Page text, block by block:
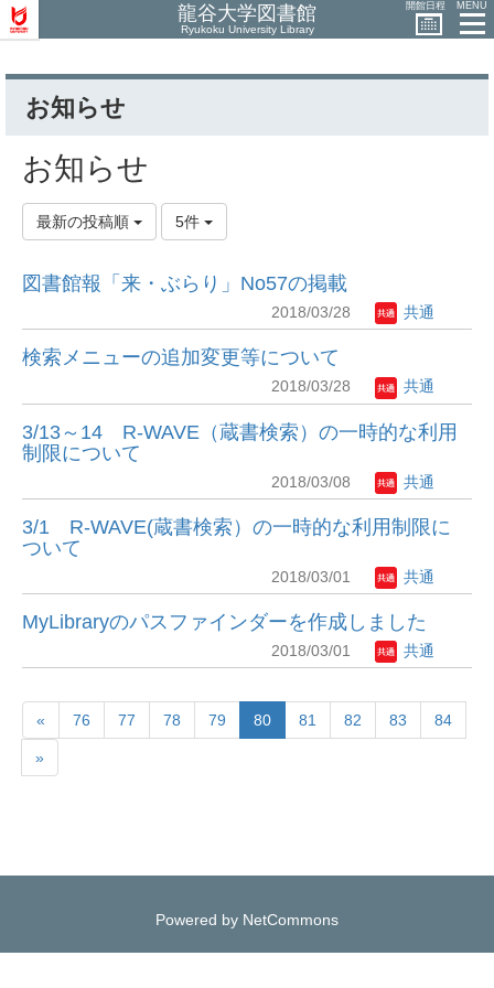
龍谷大学図書館
Ryukoku University Library
開館日程 MENU
お知らせ
お知らせ
最新の投稿順 5件
図書館報「来・ぶらり」No57の掲載
2018/03/28 共通
検索メニューの追加変更等について
2018/03/28 共通
3/13～14 R-WAVE（蔵書検索）の一時的な利用
制限について
2018/03/08 共通
3/1 R-WAVE(蔵書検索）の一時的な利用制限に
ついて
2018/03/01 共通
MyLibraryのパスファインダーを作成しました
2018/03/01 共通
« 76 77 78 79 80 81 82 83 84
»
Powered by NetCommons